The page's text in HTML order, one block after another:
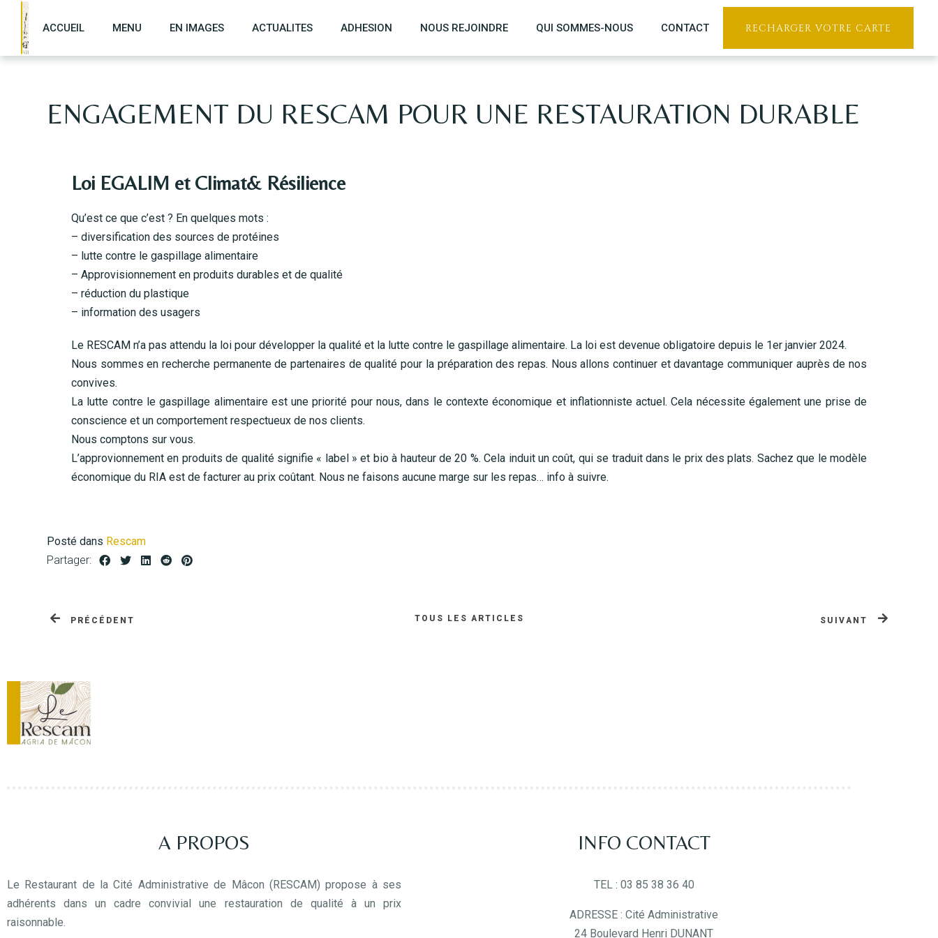
ACCUEIL MENU EN IMAGES ACTUALITES ADHESION NOUS REJOINDRE QUI SOMMES-NOUS CONTACT RECHARGER VOTRE CARTE
ENGAGEMENT DU RESCAM POUR UNE RESTAURATION DURABLE
Loi EGALIM et Climat& Résilience
Qu’est ce que c’est ? En quelques mots :
– diversification des sources de protéines
– lutte contre le gaspillage alimentaire
– Approvisionnement en produits durables et de qualité
– réduction du plastique
– information des usagers
Le RESCAM n’a pas attendu la loi pour développer la qualité et la lutte contre le gaspillage alimentaire. La loi est devenue obligatoire depuis le 1er janvier 2024.
Nous sommes en recherche permanente de partenaires de qualité pour la préparation des repas. Nous allons continuer et davantage communiquer auprès de nos
convives.
La lutte contre le gaspillage alimentaire est une priorité pour nous, dans le contexte économique et inflationniste actuel. Cela nécessite également une prise de
conscience et un comportement respectueux de nos clients.
Nous comptons sur vous.
L’approvionnement en produits de qualité signifie « label » et bio à hauteur de 20 %. Cela induit un coût, qui se traduit dans le prix des plats. Sachez que le modèle
économique du RIA est de facturer au prix coûtant. Nous ne faisons aucune marge sur les repas… info à suivre.
Posté dans Rescam
Partager:
PRÉCÉDENT TOUS LES ARTICLES SUIVANT
A PROPOS
Le Restaurant de la Cité Administrative de Mâcon (RESCAM) propose à ses
adhérents dans un cadre convivial une restauration de qualité à un prix
raisonnable.
INFO CONTACT
TEL : 03 85 38 36 40
ADRESSE : Cité Administrative
24 Boulevard Henri DUNANT